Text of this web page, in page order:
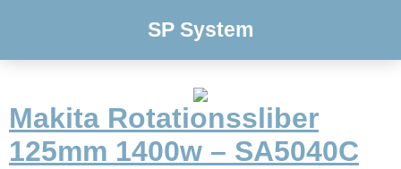
SP System
Makita Rotationssliber
125mm 1400w – SA5040C